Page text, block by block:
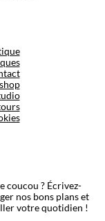
coucou ? Écrivez-
nos bons plans et
votre quotidien !